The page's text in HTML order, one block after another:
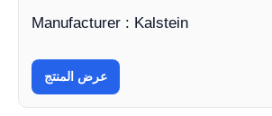
Manufacturer : Kalstein
عرض المنتج